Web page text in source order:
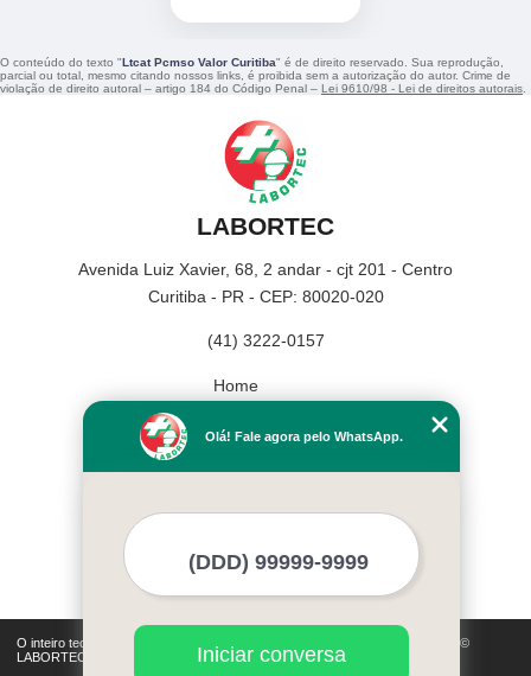
O conteúdo do texto "Ltcat Pcmso Valor Curitiba" é de direito reservado. Sua reprodução,
parcial ou total, mesmo citando nossos links, é proibida sem a autorização do autor. Crime de
violação de direito autoral – artigo 184 do Código Penal – Lei 9610/98 - Lei de direitos autorais.
LABORTEC
Avenida Luiz Xavier, 68, 2 andar - cjt 201 - Centro
Curitiba - PR - CEP: 80020-020
(41) 3222-0157
Home
Missão
O inteiro teor deste site está sujeito à proteção de direitos autorais. Copyright©
LABORTEC (Lei 9610 de 19/02/1998)
Olá! Fale agora pelo WhatsApp.
Iniciar conversa